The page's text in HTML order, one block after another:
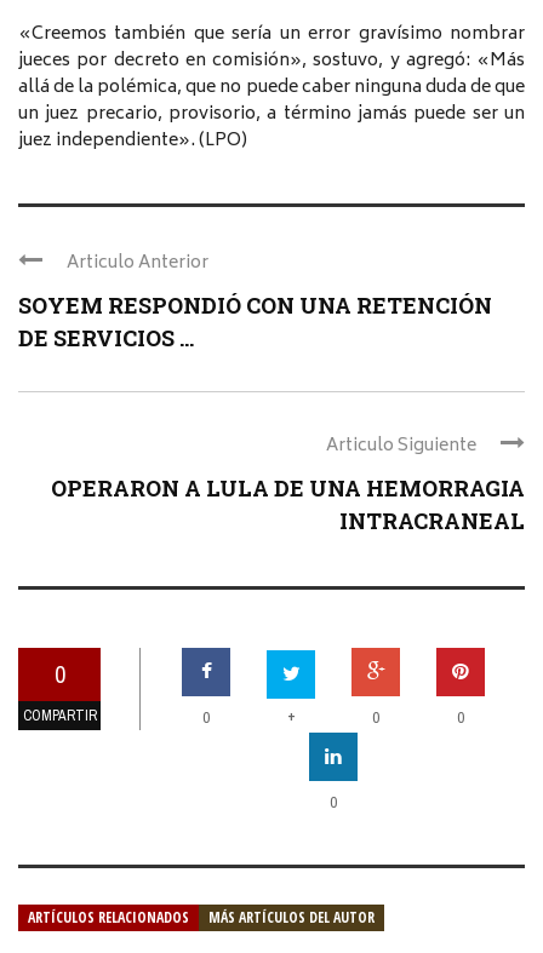
«Creemos también que sería un error gravísimo nombrar
jueces por decreto en comisión», sostuvo, y agregó: «Más
allá de la polémica, que no puede caber ninguna duda de que
un juez precario, provisorio, a término jamás puede ser un
juez independiente». (LPO)
Articulo Anterior
SOYEM RESPONDIÓ CON UNA RETENCIÓN
DE SERVICIOS ...
Articulo Siguiente
OPERARON A LULA DE UNA HEMORRAGIA
INTRACRANEAL
0
COMPARTIR 0 + 0 0
0
ARTÍCULOS RELACIONADOS MÁS ARTÍCULOS DEL AUTOR